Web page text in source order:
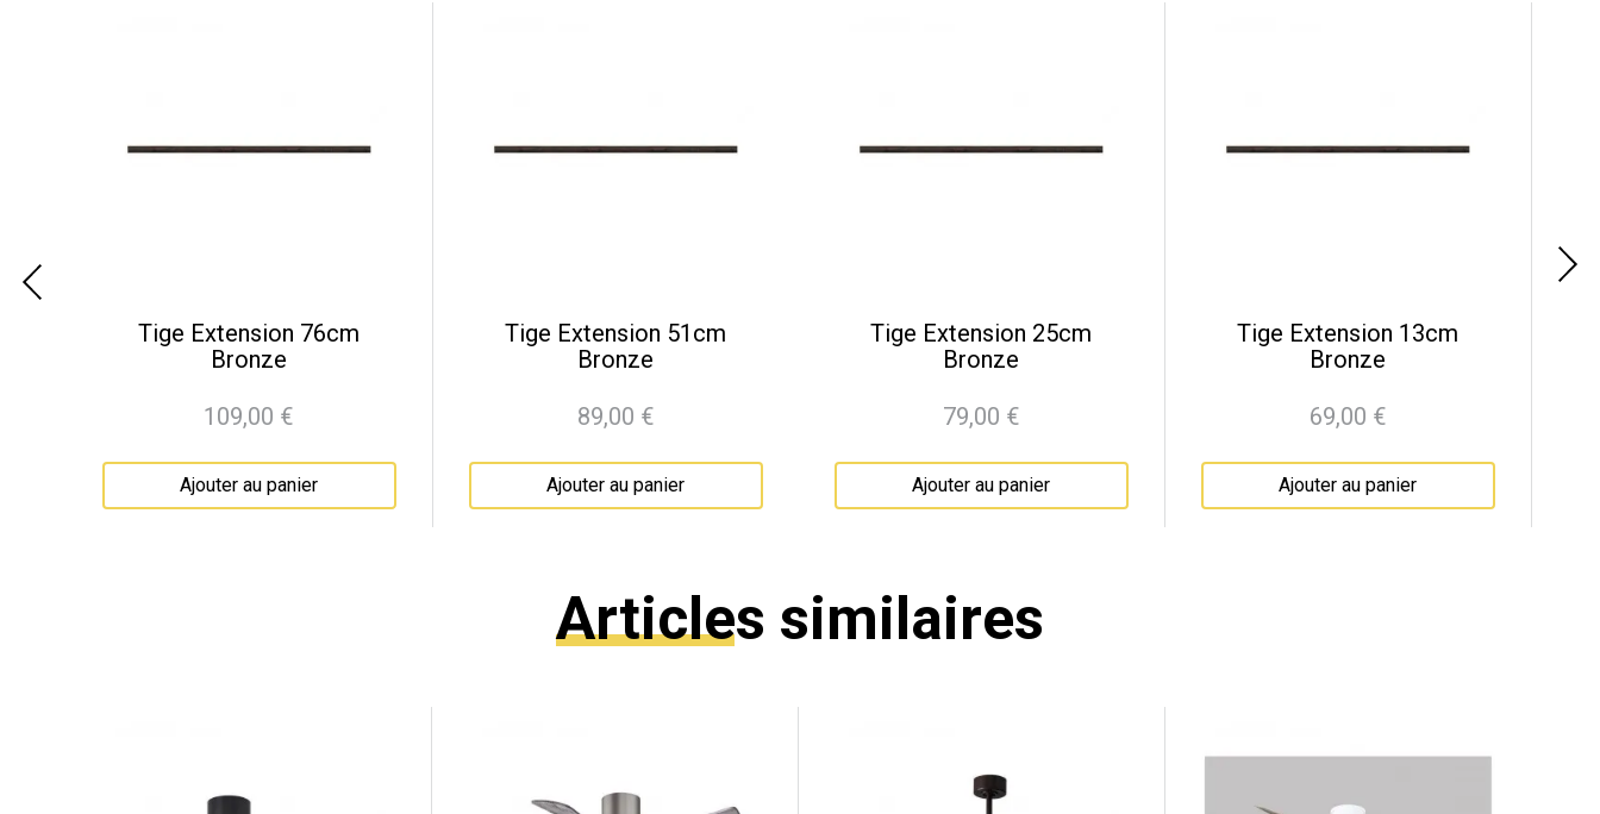
Tige Extension 76cm
Bronze
Prix
109,00 €
Ajouter au panier
Tige Extension 51cm
Bronze
Prix
89,00 €
Ajouter au panier
Tige Extension 25cm
Bronze
Prix
79,00 €
Ajouter au panier
Tige Extension 13cm
Bronze
Prix
69,00 €
Ajouter au panier
Articles similaires